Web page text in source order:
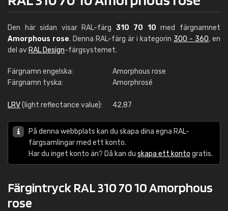
Den här sidan visar RAL-färg 310 70 10 med färgnamnet
Amorphous rose. Denna RAL-färg är i kategorin 300 - 360, en
del av RAL Design-färgsystemet.
Färgnamn engelska:
Amorphous rose
Färgnamn tyska:
Amorphrosé
LRV(light reflectance value): 42,87
På denna webbplats kan du skapa dina egna RAL-
färgsamlingar med ett konto.
Har du inget konto än? Då kan du skapa ett konto gratis.
Färgintryck RAL 310 70 10 Amorphous
rose